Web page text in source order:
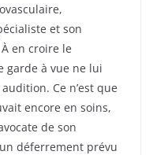
et son
en croire le
garde à vue ne lui
Ce n’est que
encore en soins,
de son
déferrement prévu